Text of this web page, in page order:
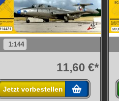
1:144
11,60 €*
Jetzt vorbestellen